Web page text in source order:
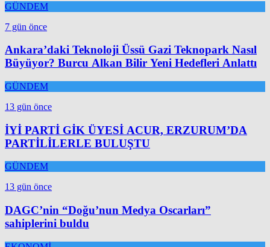
GÜNDEM
7 gün önce
Ankara’daki Teknoloji Üssü Gazi Teknopark Nasıl
Büyüyor? Burcu Alkan Bilir Yeni Hedefleri Anlattı
GÜNDEM
13 gün önce
İYİ PARTİ GİK ÜYESİ ACUR, ERZURUM’DA
PARTİLİLERLE BULUŞTU
GÜNDEM
13 gün önce
DAGC’nin “Doğu’nun Medya Oscarları”
sahiplerini buldu